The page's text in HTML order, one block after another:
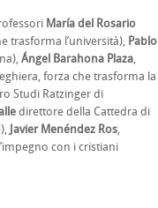
María del Rosario
trasforma l’università),
Pablo
Ángel Barahona Plaza
forza che trasforma la
Studi Ratzinger di
direttore della Cattedra di
Javier Menéndez Ros
con i cristiani